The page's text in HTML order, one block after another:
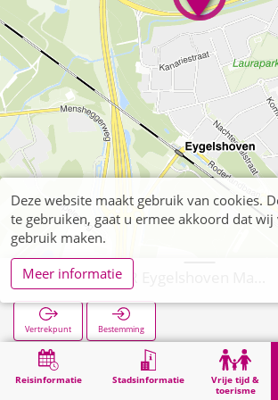
Reisinformatie Stadsinformatie
Vrije tijd &
toerisme
Vertrekpunt Bestemming
Mobiliteit Kerkrade, P+R Eygelshoven Markt
Deze website maakt gebruik van cookies.
te gebruiken, gaat u ermee akkoord dat wij
gebruik maken.
Meer informatie